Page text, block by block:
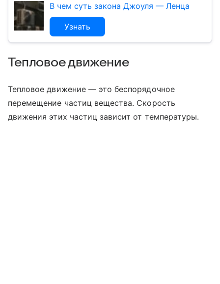
В чем суть закона Джоуля — Ленца
Узнать
Тепловое движение
Тепловое движение — это беспорядочное
перемещение частиц вещества. Скорость
движения этих частиц зависит от температуры.